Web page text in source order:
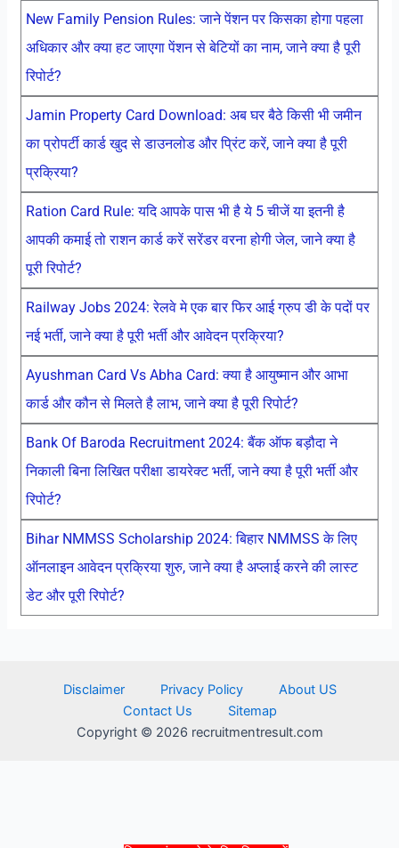
New Family Pension Rules: जाने पेंशन पर किसका होगा पहला
अधिकार और क्या हट जाएगा पेंशन से बेटियों का नाम, जाने क्या है पूरी
रिपोर्ट?
Jamin Property Card Download: अब घर बैठे किसी भी जमीन
का प्रोपर्टी कार्ड खुद से डाउनलोड और प्रिंट करें, जाने क्या है पूरी
प्रक्रिया?
Ration Card Rule: यदि आपके पास भी है ये 5 चीजें या इतनी है
आपकी कमाई तो राशन कार्ड करें सरेंडर वरना होगी जेल, जाने क्या है
पूरी रिपोर्ट?
Railway Jobs 2024: रेलवे मे एक बार फिर आई ग्रुप डी के पदों पर
नई भर्ती, जाने क्या है पूरी भर्ती और आवेदन प्रक्रिया?
Ayushman Card Vs Abha Card: क्या है आयुष्मान और आभा
कार्ड और कौन से मिलते है लाभ, जाने क्या है पूरी रिपोर्ट?
Bank Of Baroda Recruitment 2024: बैंक ऑफ बड़ौदा ने
निकाली बिना लिखित परीक्षा डायरेक्ट भर्ती, जाने क्या है पूरी भर्ती और
रिपोर्ट?
Bihar NMMSS Scholarship 2024: बिहार NMMSS के लिए
ऑनलाइन आवेदन प्रक्रिया शुरु, जाने क्या है अप्लाई करने की लास्ट
डेट और पूरी रिपोर्ट?
Disclaimer Privacy Policy
About US
Contact Us
Sitemap
Copyright © 2026 recruitmentresult.com